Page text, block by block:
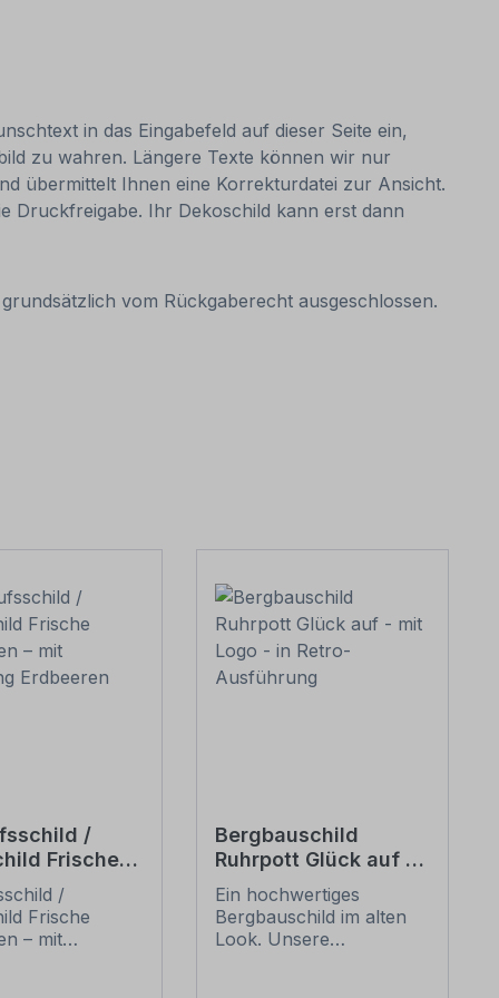
in das Eingabefeld auf dieser Seite ein,
zu wahren. Längere Texte können wir nur
übermittelt Ihnen eine Korrekturdatei zur Ansicht.
Druckfreigabe. Ihr Dekoschild kann erst dann
vom Rückgaberecht ausgeschlossen.
/
Frische
– mit
Erdbeeren
/
Frische
– mit
Bergbauschild
Ruhrpott Glück auf -
mit Logo - in Retro-
Ausführung
Ein hochwertiges
Bergbauschild im alten
Look. Unsere